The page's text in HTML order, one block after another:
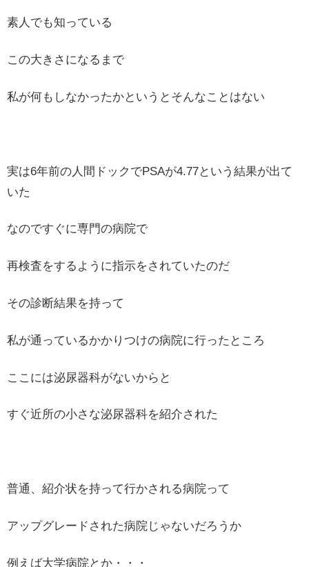
素人でも知っている
この大きさになるまで
私が何もしなかったかというとそんなことはない
実は6年前の人間ドックでPSAが4.77という結果が出て
いた
なのですぐに専門の病院で
再検査をするように指示をされていたのだ
その診断結果を持って
私が通っているかかりつけの病院に行ったところ
ここには泌尿器科がないからと
すぐ近所の小さな泌尿器科を紹介された
普通、紹介状を持って行かされる病院って
アップグレードされた病院じゃないだろうか
例えば大学病院とか・・・